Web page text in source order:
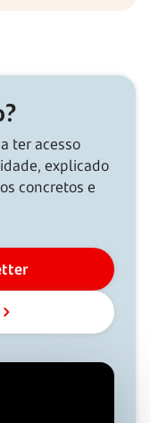
ter acesso
explicado
concretos e